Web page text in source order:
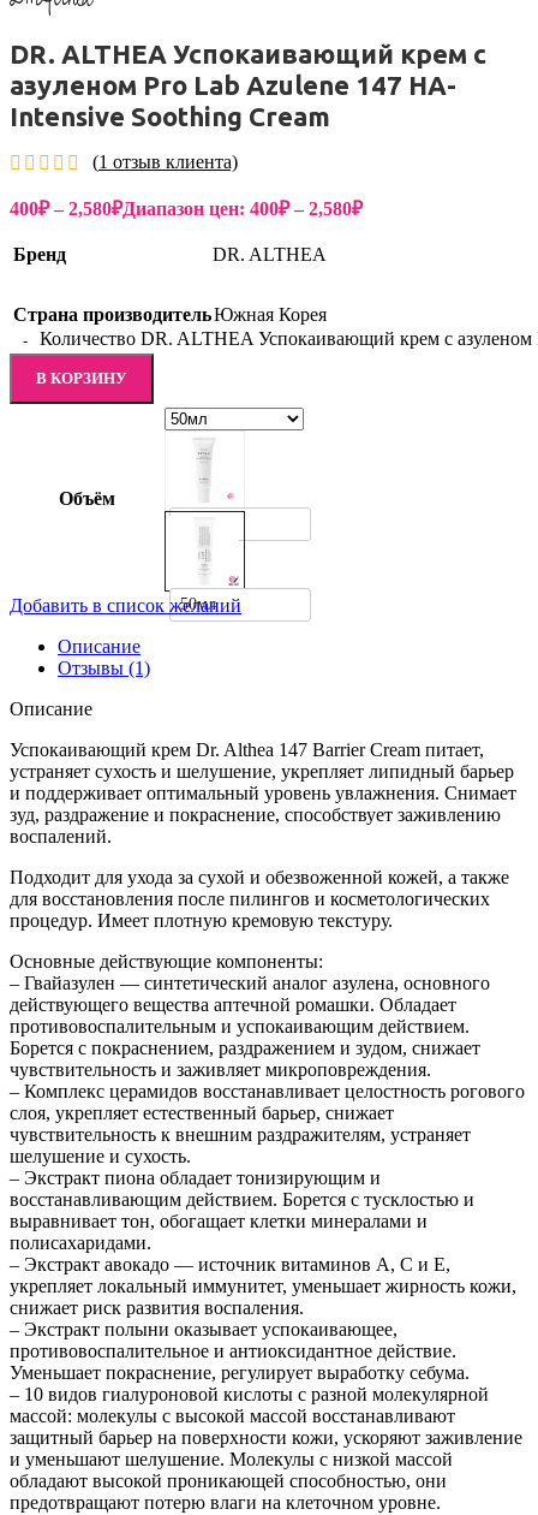
DR. ALTHEA Успокаивающий крем с
азуленом Pro Lab Azulene 147 HA-
Intensive Soothing Cream
(1 отзыв клиента)
400₽ – 2,580₽Диапазон цен: 400₽ – 2,580₽
Бренд DR. ALTHEA
Страна производительЮжная Корея
Количество DR. ALTHEA Успокаивающий крем с азуленом
В КОРЗИНУ
Объём
10мл
50мл
Добавить в список желаний
Описание
Отзывы (1)
Описание
Успокаивающий крем Dr. Althea 147 Barrier Cream питает,
устраняет сухость и шелушение, укрепляет липидный барьер
и поддерживает оптимальный уровень увлажнения. Снимает
зуд, раздражение и покраснение, способствует заживлению
воспалений.
Подходит для ухода за сухой и обезвоженной кожей, а также
для восстановления после пилингов и косметологических
процедур. Имеет плотную кремовую текстуру.
Основные действующие компоненты:
– Гвайазулен — синтетический аналог азулена, основного
действующего вещества аптечной ромашки. Обладает
противовоспалительным и успокаивающим действием.
Борется с покраснением, раздражением и зудом, снижает
чувствительность и заживляет микроповреждения.
– Комплекс церамидов восстанавливает целостность рогового
слоя, укрепляет естественный барьер, снижает
чувствительность к внешним раздражителям, устраняет
шелушение и сухость.
– Экстракт пиона обладает тонизирующим и
восстанавливающим действием. Борется с тусклостью и
выравнивает тон, обогащает клетки минералами и
полисахаридами.
– Экстракт авокадо — источник витаминов А, С и Е,
укрепляет локальный иммунитет, уменьшает жирность кожи,
снижает риск развития воспаления.
– Экстракт полыни оказывает успокаивающее,
противовоспалительное и антиоксидантное действие.
Уменьшает покраснение, регулирует выработку себума.
– 10 видов гиалуроновой кислоты с разной молекулярной
массой: молекулы с высокой массой восстанавливают
защитный барьер на поверхности кожи, ускоряют заживление
и уменьшают шелушение. Молекулы с низкой массой
обладают высокой проникающей способностью, они
предотвращают потерю влаги на клеточном уровне.